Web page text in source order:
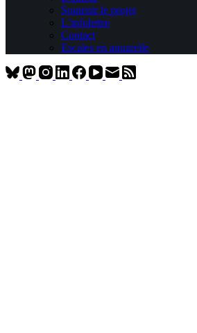
Soutenir le projet
L’infolettre
Contact
Escales en aquarelle